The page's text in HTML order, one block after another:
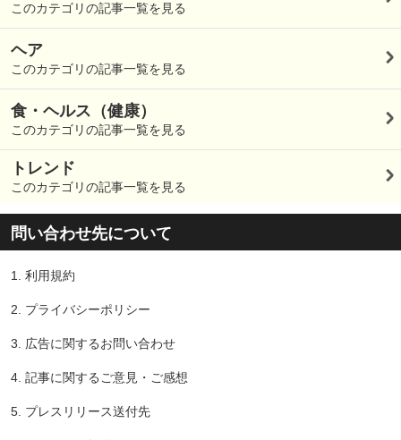
このカテゴリの記事一覧を見る
ヘア
このカテゴリの記事一覧を見る
食・ヘルス（健康）
このカテゴリの記事一覧を見る
トレンド
このカテゴリの記事一覧を見る
問い合わせ先について
1. 利用規約
2. プライバシーポリシー
3. 広告に関するお問い合わせ
4. 記事に関するご意見・ご感想
5. プレスリリース送付先